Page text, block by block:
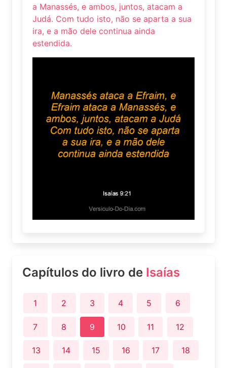
a Manassés, e ambos, juntos, atacam a
Judá. Com tudo isto, não se aparta a sua
ira, e a mão dele continua ainda
estendida.
Capítulos do livro de Isaías
1 2 3 4 5 6
7 8 9 10 11 12
13 14 15 16 17 18